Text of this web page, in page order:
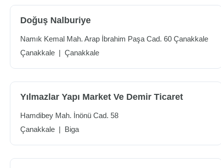
Doğuş Nalburiye
Namık Kemal Mah. Arap İbrahim Paşa Cad. 60 Çanakkale
Çanakkale | Çanakkale
Yılmazlar Yapı Market Ve Demir Ticaret
Hamdibey Mah. İnönü Cad. 58
Çanakkale | Biga